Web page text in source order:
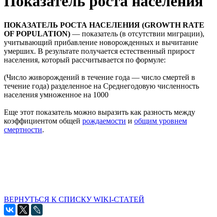
ПОКАЗАТЕЛЬ РОСТА НАСЕЛЕНИЯ (GROWTH RATE
OF POPULATION) — показатель (в отсутствии миграции),
учитывающий прибавление новорожденных и вычитание
умерших. В результате получается естественный прирост
населения, который рассчитывается по формуле:
(Число живорождений в течение года — число смертей в
течение года) разделенное на Среднегодовую численность
населения умноженное на 1000
Еще этот показатель можно выразить как разность между
коэффициентом общей рождаемости и общим уровнем
смертности.
ВЕРНУТЬСЯ К СПИСКУ WIKI-СТАТЕЙ